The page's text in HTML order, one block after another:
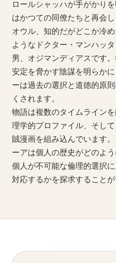
ロールシャッハが手がかり
はかつての同僚たちと再会
オウル、知的だがどこか冷
ようなドクター・マンハッ
男、オジマンディアスです
安定を脅かす陰謀を明らか
ーは過去の選択と道徳的原
くされます。
物語は複数のタイムライン
理学的プロファイル、そし
賊漫画を組み込んでいます
ーアは個人の歴史がどのよ
個人が不可能な倫理的選択
対応するかを探求することが